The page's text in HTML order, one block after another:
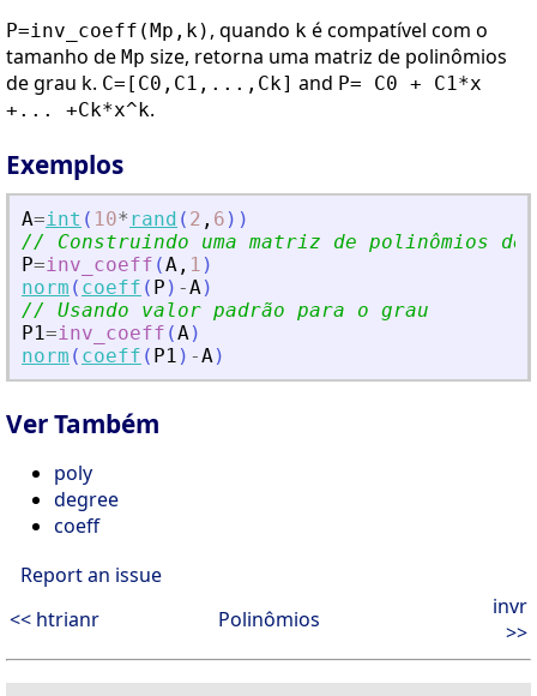
P=inv_coeff(Mp,k) , quando k é compatível com o
tamanho de Mp size, retorna uma matriz de polinômios
de grau k. C=[C0,C1,...,Ck] and P= C0 + C1*x
+... +Ck*x^k.
Exemplos
A=int ( 10* rand ( 2 , 6 ) )
// Construindo uma matriz de polinômios de
P=inv_coeff (A , 1 )
norm ( coeff ( P ) -A)
// Usando valor padrão para o grau
P1=inv_coeff (A)
norm ( coeff ( P1 ) -A)
Ver Também
poly
degree
coeff
Report an issue
<< htrianr
Polinômios
invr
>>